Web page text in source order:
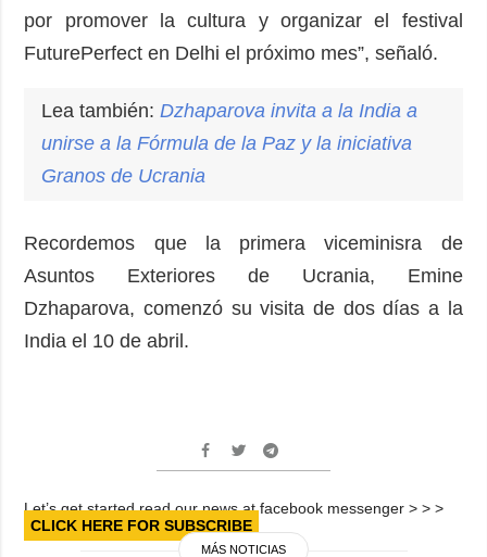
Releases
por promover la cultura y organizar el festival
FuturePerfect en Delhi el próximo mes”, señaló.
Lea también:Dzhaparova invita a la India a
unirse a la Fórmula de la Paz y la iniciativa
Granos de Ucrania
Recordemos que la primera viceminisra de
Asuntos Exteriores de Ucrania, Emine
Dzhaparova, comenzó su visita de dos días a la
India el 10 de abril.
Let’s get started read our news at facebook messenger > > >
CLICK HERE FOR SUBSCRIBE
MÁS NOTICIAS